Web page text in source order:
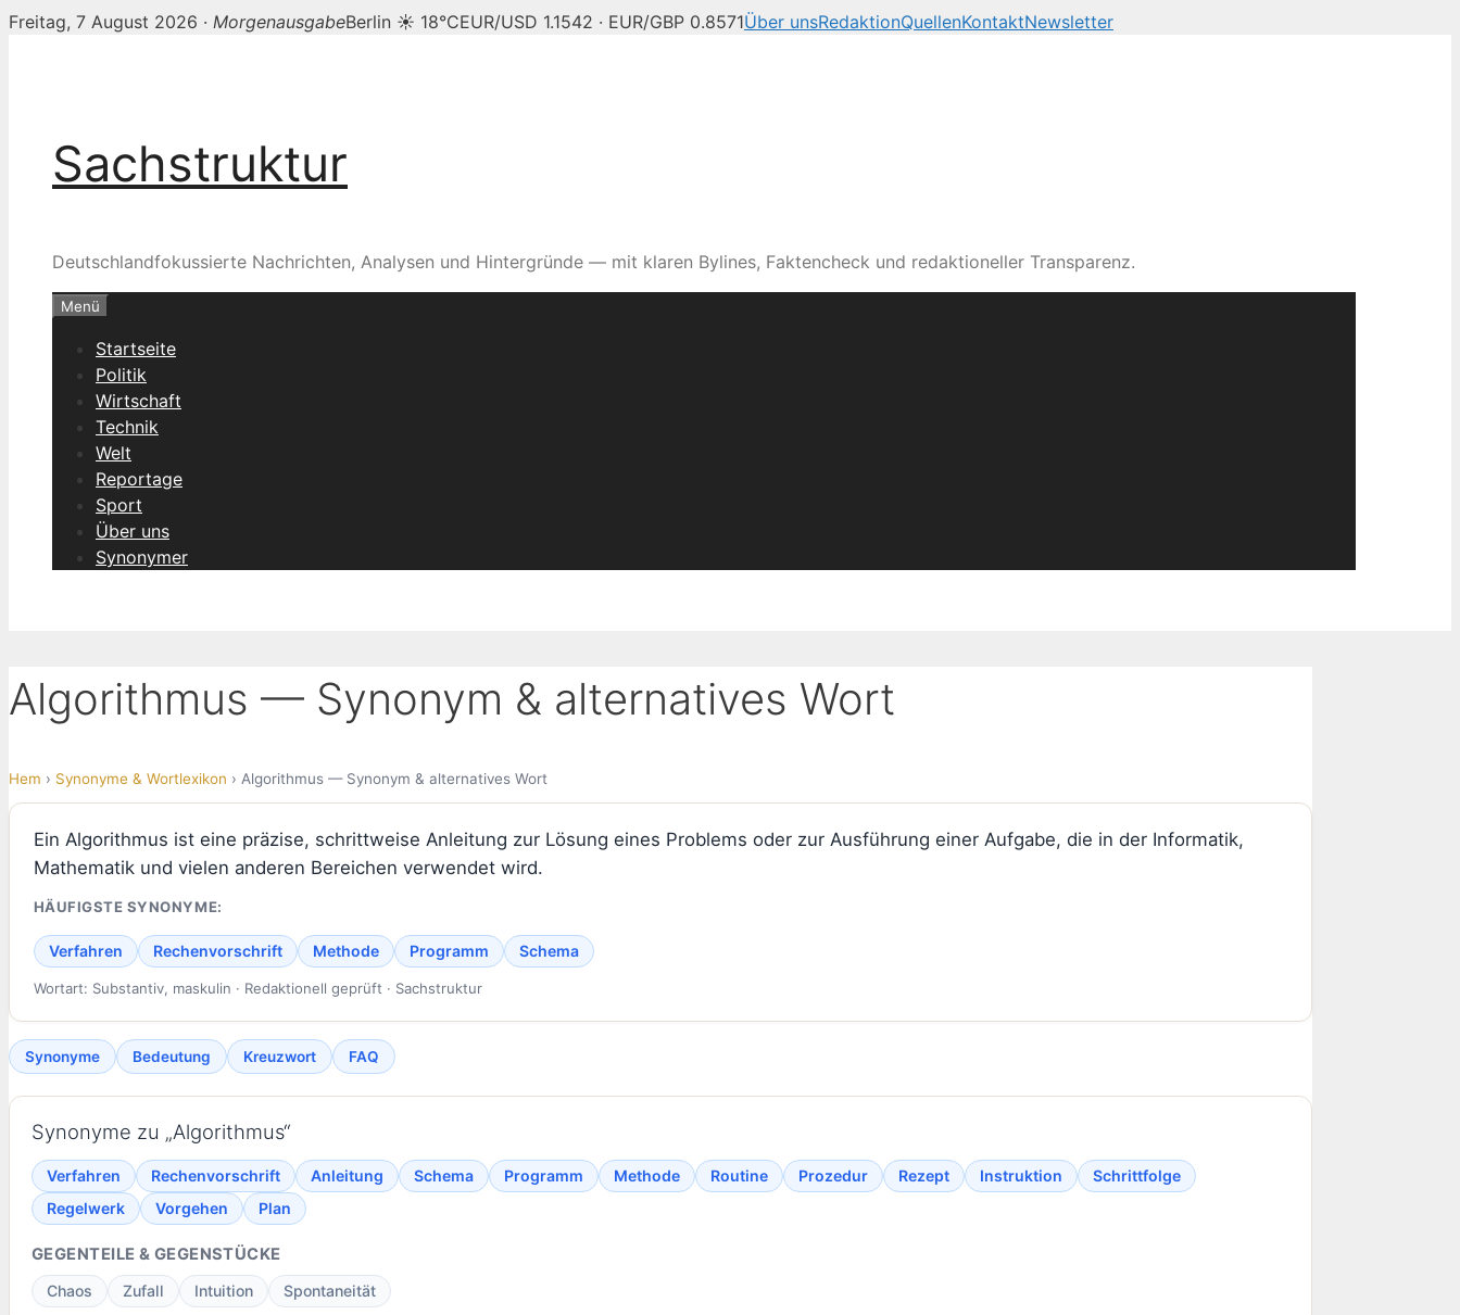
Freitag, 7 August 2026 · MorgenausgabeBerlin ☀ 18°CEUR/USD 1.1542 · EUR/GBP 0.8571Über unsRedaktionQuellenKontaktNewsletter
Sachstruktur
Deutschlandfokussierte Nachrichten, Analysen und Hintergründe — mit klaren Bylines, Faktencheck und redaktioneller Transparenz.
Menü
Startseite
Politik
Wirtschaft
Technik
Welt
Reportage
Sport
Über uns
Synonymer
Algorithmus — Synonym & alternatives Wort
Hem › Synonyme & Wortlexikon › Algorithmus — Synonym & alternatives Wort
Ein Algorithmus ist eine präzise, schrittweise Anleitung zur Lösung eines Problems oder zur Ausführung einer Aufgabe, die in der Informatik,
Mathematik und vielen anderen Bereichen verwendet wird.
HÄUFIGSTE SYNONYME:
Verfahren Rechenvorschrift Methode Programm Schema
Wortart: Substantiv, maskulin · Redaktionell geprüft · Sachstruktur
Synonyme Bedeutung Kreuzwort FAQ
Synonyme zu „Algorithmus“
Verfahren Rechenvorschrift Anleitung Schema Programm Methode Routine Prozedur Rezept Instruktion
Schrittfolge
Regelwerk
Vorgehen Plan
GEGENTEILE & GEGENSTÜCKE
Chaos Zufall Intuition Spontaneität